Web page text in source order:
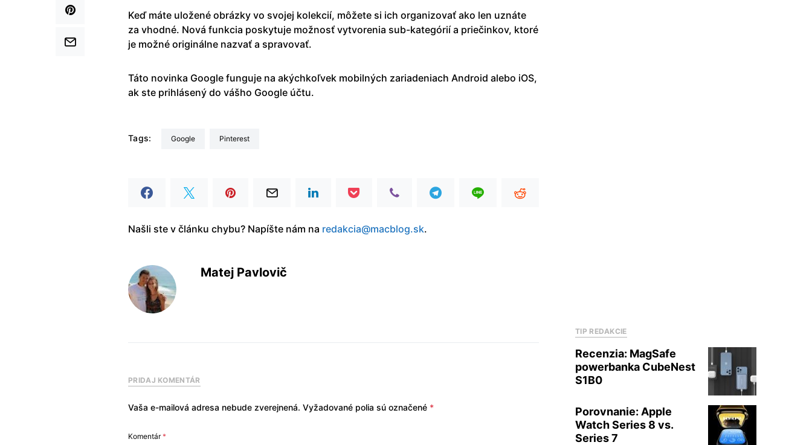
Keď máte uložené obrázky vo svojej kolekcií, môžete si ich organizovať ako len uznáte
za vhodné. Nová funkcia poskytuje možnosť vytvorenia sub-kategórií a priečinkov, ktoré
je možné originálne nazvať a spravovať.
Táto novinka Google funguje na akýchkoľvek mobilných zariadeniach Android alebo iOS,
ak ste prihlásený do vášho Google účtu.
Tags: Google Pinterest
Našli ste v článku chybu? Napíšte nám na redakcia@macblog.sk.
Matej Pavlovič
PRIDAJ KOMENTÁR
Vaša e-mailová adresa nebude zverejnená. Vyžadované polia sú označené *
Komentár*
TIP REDAKCIE
Recenzia: MagSafe
powerbanka CubeNest
S1B0
Porovnanie: Apple
Watch Series 8 vs.
Series 7